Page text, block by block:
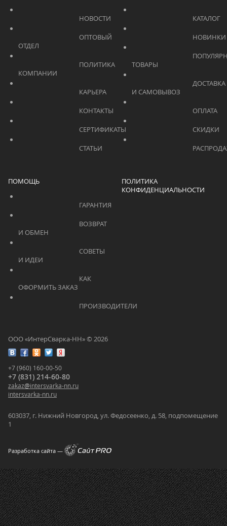
ООО «ИнтерСварка-НН» © 2026
+7 (960) 160-00-50
+7 (831) 214-60-80
zakaz@intersvarka-nn.ru
intersvarka-nn.ru
603037, г. Нижний Новгород, ул. Федосеенко, д. 58, подпомещение
1
Разработка сайта —
			    		КАРЬЕРА
ПОМОЩЬ
ПОЛИТИКА
КОНФИДЕНЦИАЛЬНОСТИ